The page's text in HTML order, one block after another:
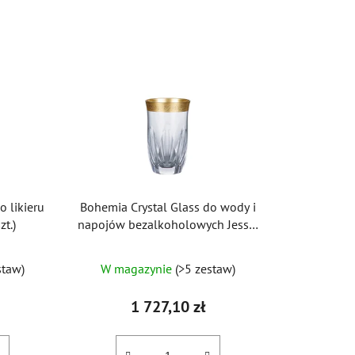
r
o
likieru
Bohemia Crystal Glass do wody i
napojów bezalkoholowych Jessie
W magazynie (>5 zestaw)
1 727,10 zł